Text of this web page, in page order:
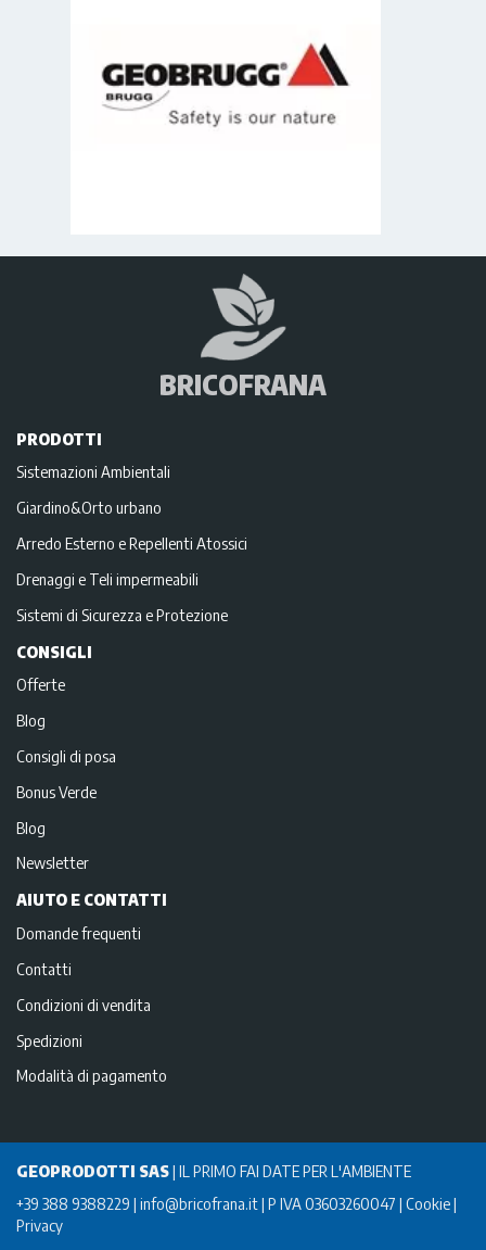
BRICOFRANA
PRODOTTI
Sistemazioni Ambientali
Giardino&Orto urbano
Arredo Esterno e Repellenti Atossici
Drenaggi e Teli impermeabili
Sistemi di Sicurezza e Protezione
CONSIGLI
Offerte
Blog
Consigli di posa
Bonus Verde
Blog
Newsletter
AIUTO E CONTATTI
Domande frequenti
Contatti
Condizioni di vendita
Spedizioni
Modalità di pagamento
GEOPRODOTTI SAS| IL PRIMO FAI DATE PER L'AMBIENTE
+39 388 9388229 info@bricofrana.it P IVA 03603260047 Cookie
Privacy